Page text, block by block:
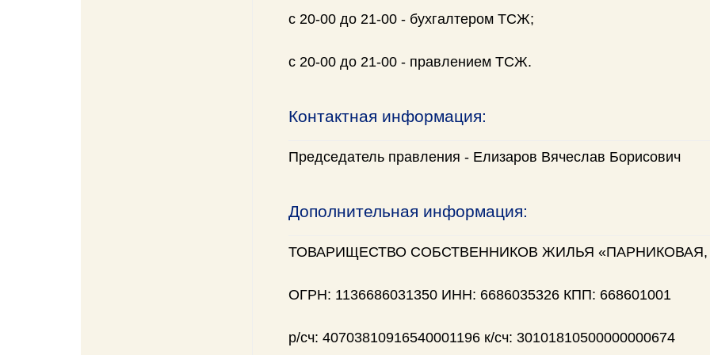
с 20-00 до 21-00 - бухгалтером ТСЖ;
с 20-00 до 21-00 - правлением ТСЖ.
Контактная информация:
Председатель правления - Елизаров Вячеслав Борисович
Дополнительная информация:
ТОВАРИЩЕСТВО СОБСТВЕННИКОВ ЖИЛЬЯ «ПАРНИКОВАЯ,
ОГРН: 1136686031350 ИНН: 6686035326 КПП: 668601001
р/сч: 40703810916540001196 к/сч: 30101810500000000674